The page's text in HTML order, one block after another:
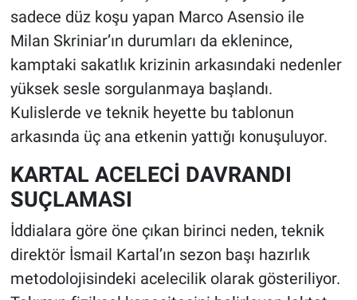
sadece düz koşu yapan Marco Asensio ile
Milan Skriniar’ın durumları da eklenince,
kamptaki sakatlık krizinin arkasındaki nedenler
yüksek sesle sorgulanmaya başlandı.
Kulislerde ve teknik heyette bu tablonun
arkasında üç ana etkenin yattığı konuşuluyor.
KARTAL ACELECİ DAVRANDI
SUÇLAMASI
İddialara göre öne çıkan birinci neden, teknik
direktör İsmail Kartal’ın sezon başı hazırlık
metodolojisindeki acelecilik olarak gösteriliyor.